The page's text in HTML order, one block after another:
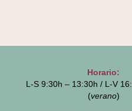
Horario:
L-S 9:30h – 13:30h / L-V
(verano)